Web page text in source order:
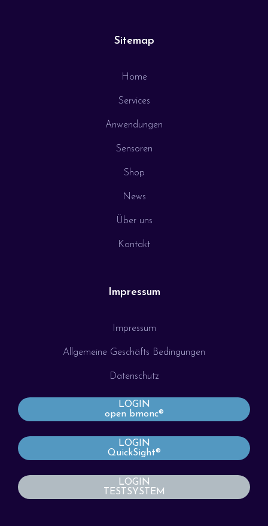
Sitemap
Home
Services
Anwendungen
Sensoren
Shop
News
Über uns
Kontakt
Impressum
Impressum
Allgemeine Geschäfts Bedingungen
Datenschutz
LOGIN
open bmonc®
LOGIN
QuickSight®
LOGIN
TESTSYSTEM